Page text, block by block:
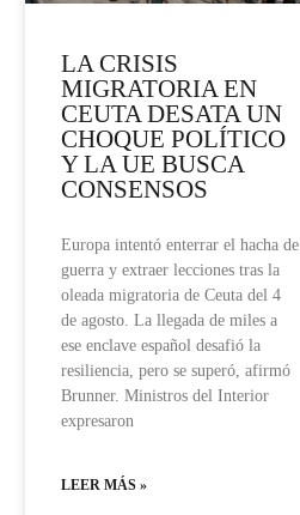
LA CRISIS
MIGRATORIA EN
CEUTA DESATA UN
CHOQUE POLÍTICO
Y LA UE BUSCA
CONSENSOS
Europa intentó enterrar el hacha de
guerra y extraer lecciones tras la
oleada migratoria de Ceuta del 4
de agosto. La llegada de miles a
ese enclave español desafió la
resiliencia, pero se superó, afirmó
Brunner. Ministros del Interior
expresaron
LEER MÁS »